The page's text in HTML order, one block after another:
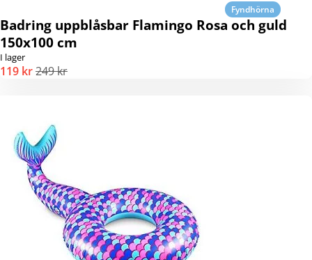
Fyndhörna
Badring uppblåsbar Flamingo Rosa och guld
150x100 cm
I lager
119 kr249 kr